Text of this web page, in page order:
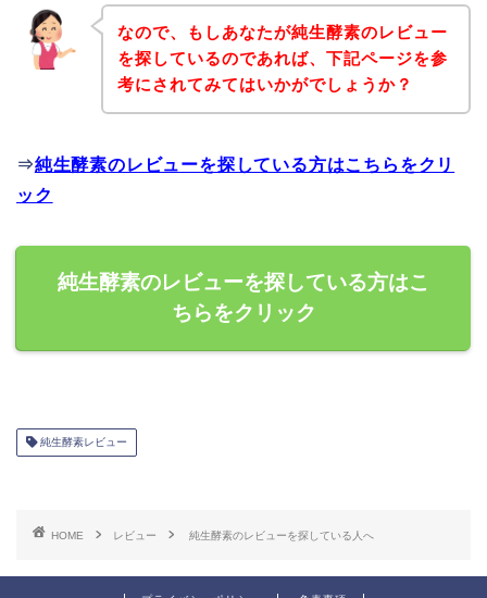
なので、もしあなたが純生酵素のレビュー
を探しているのであれば、下記ページを参
考にされてみてはいかがでしょうか？
⇒純生酵素のレビューを探している方はこちらをクリ
ック
純生酵素のレビューを探している方はこ
ちらをクリック
純生酵素レビュー
HOME レビュー 純生酵素のレビューを探している人へ